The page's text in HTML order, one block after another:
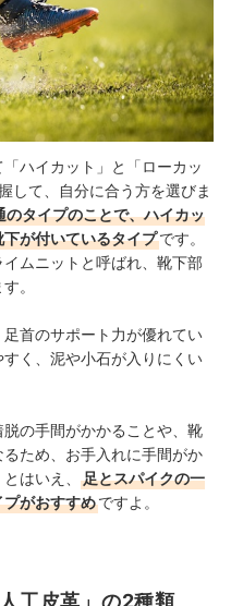
ハイカット」と「ローカッ
して、自分に合う方を選びま
タイプのことで、ハイカッ
が付いているタイプです。
ムニットと呼ばれ、靴下部
。
首のサポート力が優れてい
く、泥や小石が入りにくい
の手間がかかることや、靴
ため、お手入れに手間がか
はいえ、
足とスパイクの一
がおすすめですよ。
工皮革」の2種類